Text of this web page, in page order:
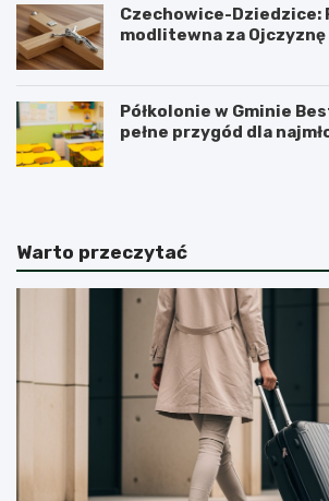
Czechowice-Dziedzice:
modlitewna za Ojczyznę
Półkolonie w Gminie
pełne przygód dla
Warto przeczytać